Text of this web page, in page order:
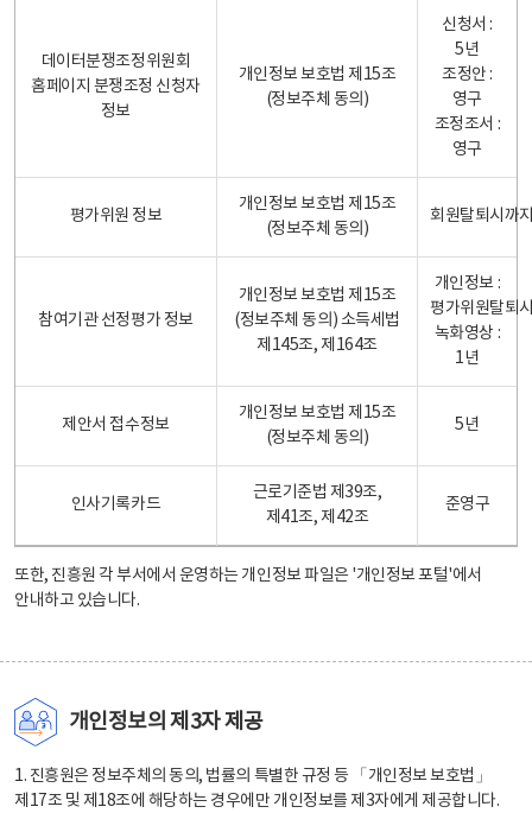
데이터분쟁조정위원회
홈페이지 분쟁조정 신청자
정보
개인정보 보호법 제15조
(정보주체 동의)
신청서 :
5년
조정안 :
영구
조정조서 :
영구
평가위원 정보
개인정보 보호법 제15조
(정보주체 동의)
회원탈퇴시까
참여기관 선정평가 정보
개인정보 보호법 제15조
(정보주체 동의) 소득세법
제145조, 제164조
개인정보 :
평가위원탈퇴
녹화영상 :
1년
제안서 접수정보
개인정보 보호법 제15조
(정보주체 동의)
5년
인사기록카드
근로기준법 제39조,
제41조, 제42조
준영구
또한, 진흥원 각 부서에서 운영하는 개인정보 파일은 '개인정보 포털'에서
안내하고 있습니다.
개인정보의 제3자 제공
1. 진흥원은 정보주체의 동의, 법률의 특별한 규정 등 「개인정보 보호법」
제17조 및 제18조에 해당하는 경우에만 개인정보를 제3자에게 제공합니다.